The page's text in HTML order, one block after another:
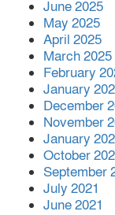
June 2025
May 2025
April 2025
March 2025
February
January
December
November
January
October
September
July 2021
June 2021